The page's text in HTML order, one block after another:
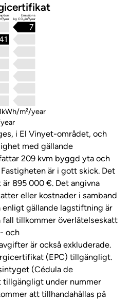
year
Emissions
kg CO₂/m²/year
7
m²/year
i El Vinyet-området, och
med gällande
209 kvm byggd yta och
är i gott skick. Det
895 000 €. Det angivna
eller kostnader i samband
enligt gällande lagstiftning är
fall tillkommer överlåtelseskatt
och
är också exkluderade.
(EPC) tillgängligt.
(Cédula de
under nummer
att tillhandahållas på